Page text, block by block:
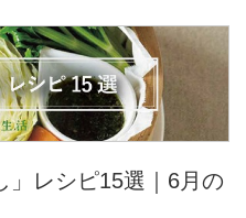
レシピ15選｜6月の